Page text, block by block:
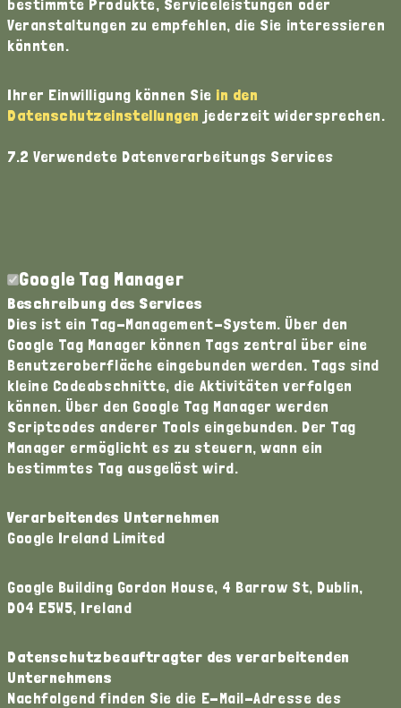
bestimmte Produkte, Serviceleistungen oder
Veranstaltungen zu empfehlen, die Sie interessieren
könnten.
Ihrer Einwilligung können Sie in den
Datenschutzeinstellungen jederzeit widersprechen.
7.2 Verwendete Datenverarbeitungs Services
Google Tag Manager
Beschreibung des Services
Dies ist ein Tag-Management-System. Über den
Google Tag Manager können Tags zentral über eine
Benutzeroberfläche eingebunden werden. Tags sind
kleine Codeabschnitte, die Aktivitäten verfolgen
können. Über den Google Tag Manager werden
Scriptcodes anderer Tools eingebunden. Der Tag
Manager ermöglicht es zu steuern, wann ein
bestimmtes Tag ausgelöst wird.
Verarbeitendes Unternehmen
Google Ireland Limited
Google Building Gordon House, 4 Barrow St, Dublin,
D04 E5W5, Ireland
Datenschutzbeauftragter des verarbeitenden
Unternehmens
Nachfolgend finden Sie die E-Mail-Adresse des